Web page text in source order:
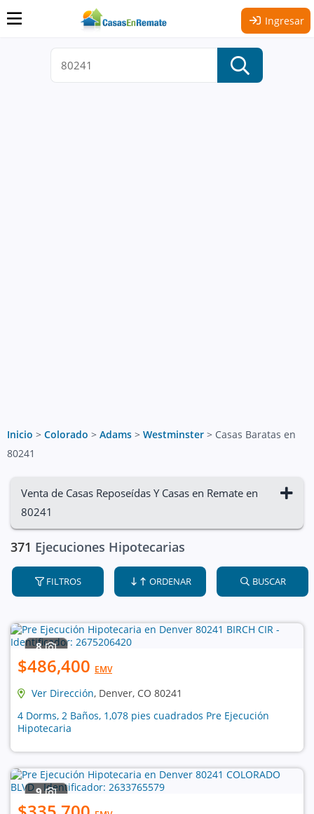
Ingresar
Inicio > Colorado > Adams > Westminster > Casas Baratas en
80241
Venta de Casas Reposeídas Y Casas en Remate en
80241
371 Ejecuciones Hipotecarias
FILTROS ORDENAR BUSCAR
8
$486,400 EMV
Ver Dirección, Denver, CO 80241
4 Dorms, 2 Baños, 1,078 pies cuadrados Pre Ejecución
Hipotecaria
9